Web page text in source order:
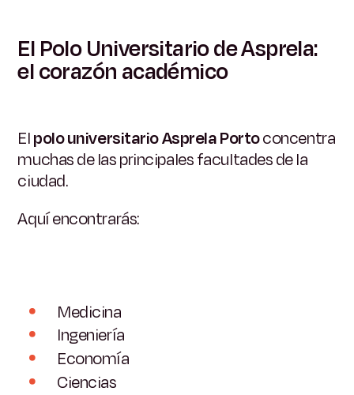
El Polo Universitario de Asprela:
el corazón académico
Elpolo universitario Asprela Portoconcentra
muchas de las principales facultades de la
ciudad.
Aquí encontrarás:
Medicina
Ingeniería
Economía
Ciencias